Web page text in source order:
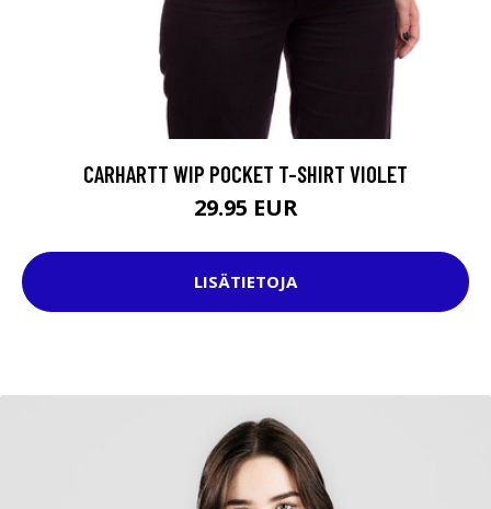
CARHARTT WIP POCKET T-SHIRT VIOLET
29.95 EUR
LISÄTIETOJA